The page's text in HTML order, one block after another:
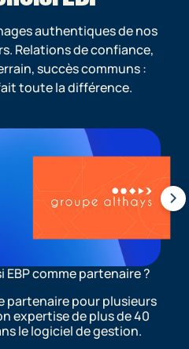
authentiques de nos
Relations de confiance,
succès communs :
toute la différence.
comme partenaire ?
partenaire pour plusieurs
expertise de plus de 40
le logiciel de gestion.